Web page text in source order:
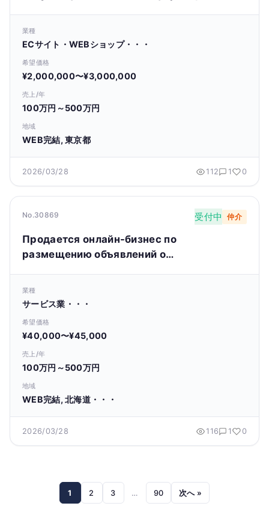
業種
ECサイト・WEBショップ・・・
希望価格
¥2,000,000〜¥3,000,000
売上/年
100万円～500万円
地域
WEB完結, 東京都
2026/03/28 112 1 0
No.30869 受付中 仲介
Продается онлайн-бизнес по
размещению объявлений о
недвижимости).
業種
サービス業・・・
希望価格
¥40,000〜¥45,000
売上/年
100万円～500万円
地域
WEB完結, 北海道・・・
2026/03/28 116 1 0
1 2 3 … 90 次へ »